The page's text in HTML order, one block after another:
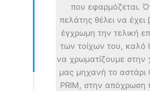
που εφαρμόζεται.
πελάτης θέλει να έχει
έγχρωμη την τελική
των τοίχων του, καλό
να χρωματίζουμε στην
μας μηχανή το αστάρι
PRIM, στην απόχρωση